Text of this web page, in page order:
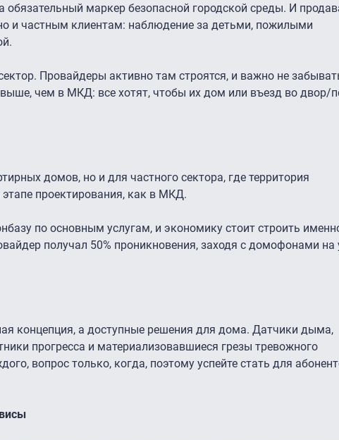
маркер безопасной городской среды. И
и частным клиентам: наблюдение за детьми, пожилыми
Провайдеры активно там строятся, и важно не
чем в МКД: все хотят, чтобы их дом или въезд во двор/
домов, но и для частного сектора, где территория
проектирования, как в МКД.
по основным услугам, и экономику стоит строить
получал 50% проникновения, заходя с домофонами на
концепция, а доступные решения для дома. Датчики дыма,
прогресса и материализовавшиеся грезы тревожного
вопрос только, когда, поэтому успейте стать для